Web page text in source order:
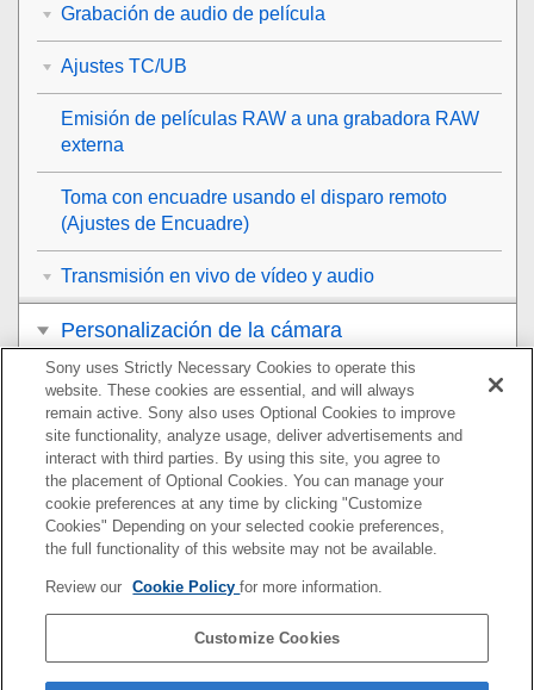
Grabación de audio de película
Ajustes TC/UB
Emisión de películas RAW a una grabadora RAW
externa
Toma con encuadre usando el disparo remoto
(Ajustes de Encuadre)
Transmisión en vivo de vídeo y audio
Personalización de la cámara
Visionado
Cambio de los ajustes de la cámara
Funciones disponibles con un smartphone
Utilización de un ordenador
Uso del servicio en la nube
Sony uses Strictly Necessary Cookies to operate this
website. These cookies are essential, and will always
remain active. Sony also uses Optional Cookies to improve
site functionality, analyze usage, deliver advertisements and
interact with third parties. By using this site, you agree to
the placement of Optional Cookies. You can manage your
cookie preferences at any time by clicking "Customize
Cookies" Depending on your selected cookie preferences,
the full functionality of this website may not be available.
Review our Cookie Policyfor more information.
Customize Cookies